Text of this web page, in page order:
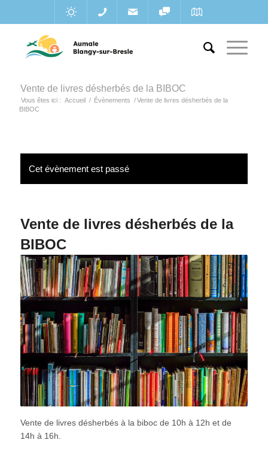
Vente de livres désherbés de la BIBOC
Vous êtes ici : Accueil / Évènements / Vente de livres désherbés de la
BIBOC
Cet évènement est passé
Vente de livres désherbés de la
BIBOC
Vente de livres désherbés à la biboc de 10h à 12h et de
14h à 16h.